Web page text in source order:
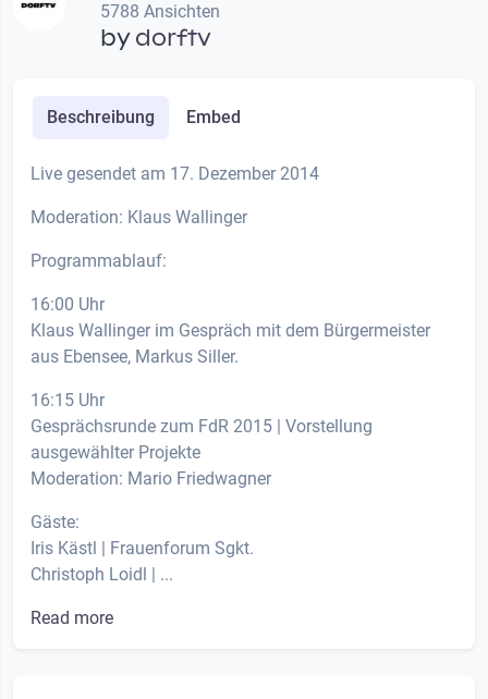
5788 Ansichten
bydorftv
Beschreibung Embed
Live gesendet am 17. Dezember 2014
Moderation: Klaus Wallinger
Programmablauf:
16:00 Uhr
Klaus Wallinger im Gespräch mit dem Bürgermeister
aus Ebensee, Markus Siller.
16:15 Uhr
Gesprächsrunde zum FdR 2015 | Vorstellung
ausgewählter Projekte
Moderation: Mario Friedwagner
Gäste:
Iris Kästl | Frauenforum Sgkt.
Christoph Loidl | ...
Read more